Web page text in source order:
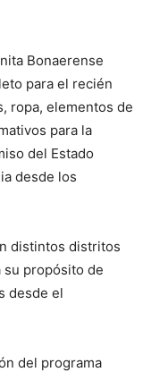
Bonaerense
para el recién
ropa, elementos de
para la
del Estado
desde los
distintos distritos
su propósito de
desde el
del programa